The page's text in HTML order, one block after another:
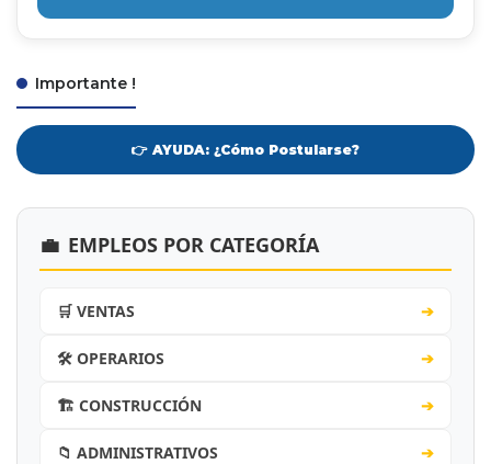
Importante !
👉 AYUDA: ¿Cómo Postularse?
💼 EMPLEOS POR CATEGORÍA
🛒 VENTAS ➔
🛠️ OPERARIOS ➔
🏗️ CONSTRUCCIÓN ➔
📁 ADMINISTRATIVOS ➔